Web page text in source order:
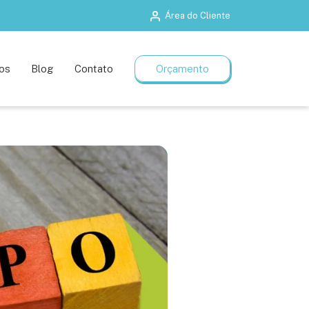
Área do Cliente
Planos flexíveis
Blog Contato Orçamento